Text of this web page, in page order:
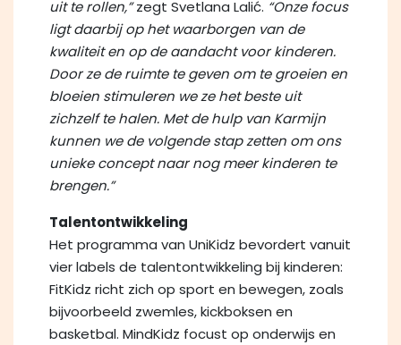
uit te rollen,”zegt Svetlana Lalić. “Onze focus
ligt daarbij op het waarborgen van de
kwaliteit en op de aandacht voor kinderen.
Door ze de ruimte te geven om te groeien en
bloeien stimuleren we ze het beste uit
zichzelf te halen. Met de hulp van Karmijn
kunnen we de volgende stap zetten om ons
unieke concept naar nog meer kinderen te
brengen.”
Talentontwikkeling
Het programma van UniKidz bevordert vanuit
vier labels de talentontwikkeling bij kinderen:
FitKidz richt zich op sport en bewegen, zoals
bijvoorbeeld zwemles, kickboksen en
basketbal. MindKidz focust op onderwijs en